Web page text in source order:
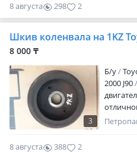
8 августа 298 2
Шкив коленвала на 1KZ
8 000 ₸
3
Б/y
2000 J90
8 августа 388 2